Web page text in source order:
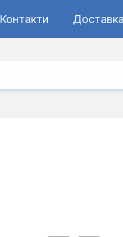
Контакти